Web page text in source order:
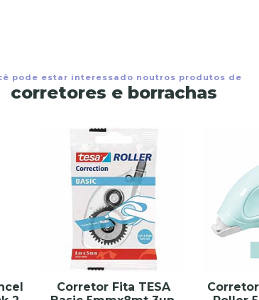
pode estar interessado noutros produtos de
corretores e borrachas
Corretor Fita TESA